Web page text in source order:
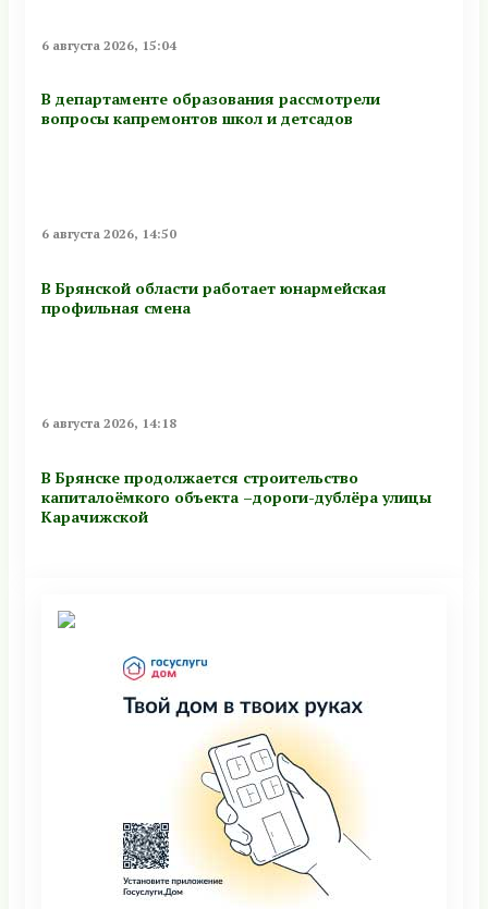
6 августа 2026, 15:04
В департаменте образования рассмотрели
вопросы капремонтов школ и детсадов
6 августа 2026, 14:50
В Брянской области работает юнармейская
профильная смена
6 августа 2026, 14:18
В Брянске продолжается строительство
капиталоёмкого объекта –дороги-дублёра улицы
Карачижской